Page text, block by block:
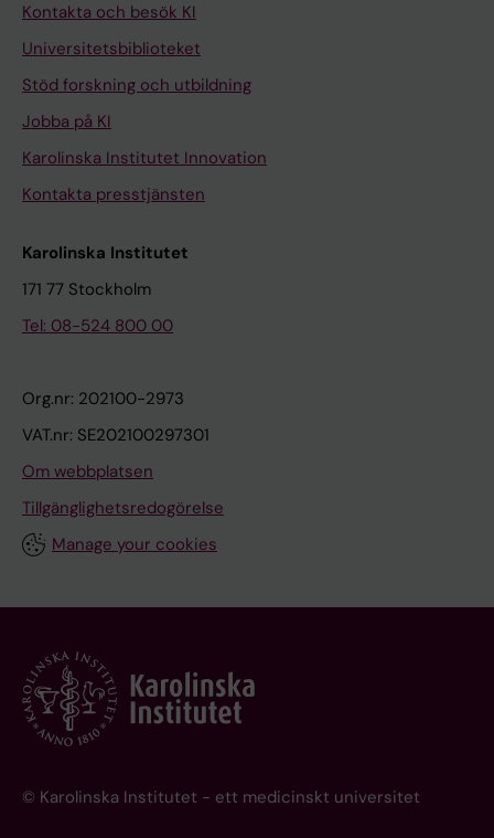
Kontakta och besök KI
Universitetsbiblioteket
Stöd forskning och utbildning
Jobba på KI
Karolinska Institutet Innovation
Kontakta presstjänsten
Karolinska Institutet
171 77 Stockholm
Tel: 08-524 800 00
Org.nr: 202100-2973
VAT.nr: SE202100297301
Om webbplatsen
Tillgänglighetsredogörelse
Manage your cookies
© Karolinska Institutet - ett medicinskt universitet